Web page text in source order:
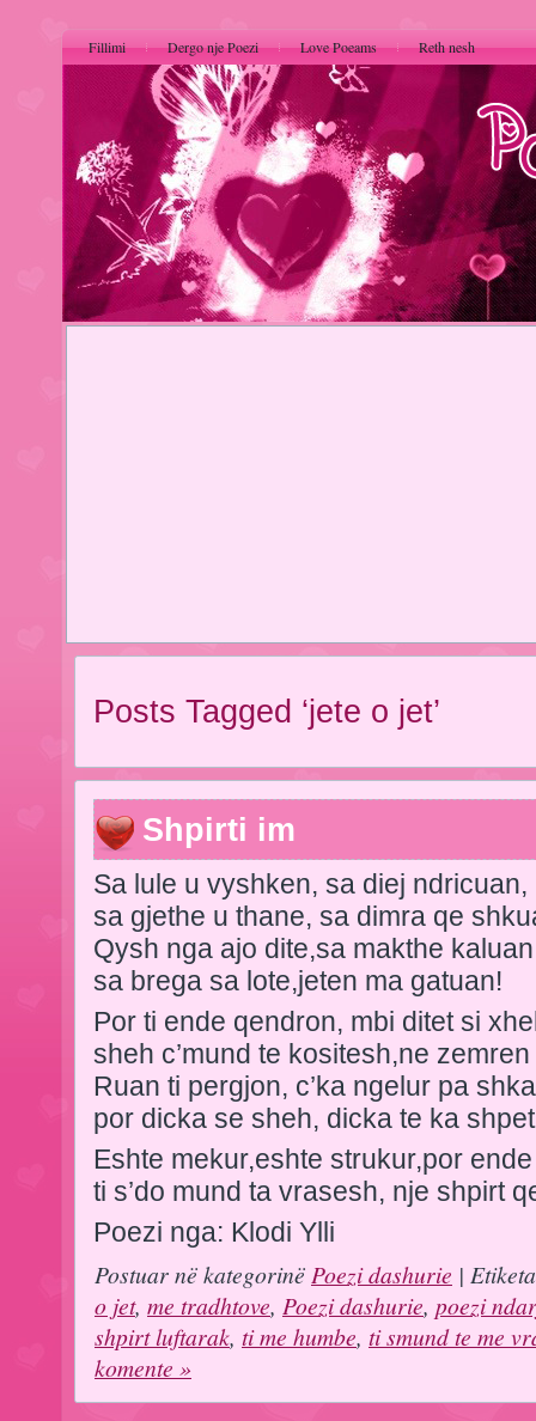
Fillimi Dergo nje Poezi Love Poeams Reth nesh
Posts Tagged ‘jete o jet’
Shpirti im
Sa lule u vyshken, sa diej ndricuan,
sa gjethe u thane, sa dimra qe
Qysh nga ajo dite,sa makthe
sa brega sa lote,jeten ma gatuan!
Por ti ende qendron, mbi ditet si
sheh c’mund te kositesh,ne
Ruan ti pergjon, c’ka ngelur pa
por dicka se sheh, dicka te ka
Eshte mekur,eshte strukur,por
ti s’do mund ta vrasesh, nje shpirt
Poezi nga: Klodi Ylli
Postuar në kategorinë Poezi dashurie |
o jet, me tradhtove, Poezi dashurie, poezi
shpirt luftarak, ti me humbe, ti smund te me
komente »